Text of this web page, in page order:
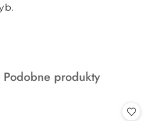
Produkty
Podobne produkty